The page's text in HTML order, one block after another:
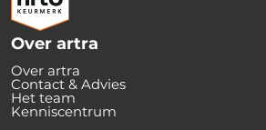
Over artra
Over artra
Contact & Advies
Het team
Kenniscentrum